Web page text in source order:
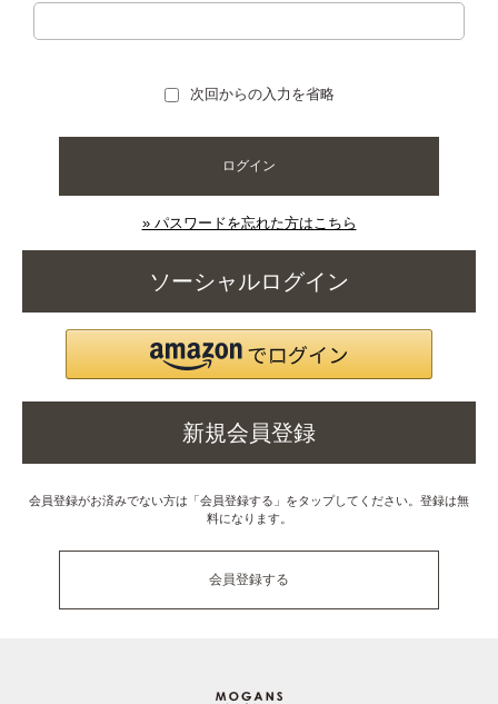
次回からの入力を省略
ログイン
» パスワードを忘れた方はこちら
ソーシャルログイン
新規会員登録
会員登録がお済みでない方は「会員登録する」をタップしてください。登録は無
料になります。
会員登録する